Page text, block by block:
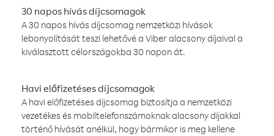
30 napos hívás díjcsomagok
A 30 napos hívás díjcsomag nemzetközi hívások
lebonyolítását teszi lehetővé a Viber alacsony díjaival a
kiválasztott célországokba 30 napon át.
Havi előfizetéses díjcsomagok
A havi előfizetéses díjcsomag biztosítja a nemzetközi
vezetékes és mobiltelefonszámoknak alacsony díjakkal
történő hívását anélkül, hogy bármikor is meg kellene